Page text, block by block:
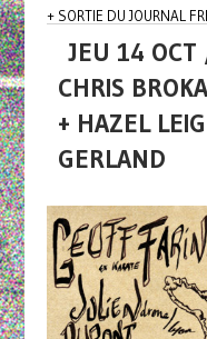
+ SORTIE DU JOURNAL
JEU 14
CHRIS
+ HAZEL
GERLAND